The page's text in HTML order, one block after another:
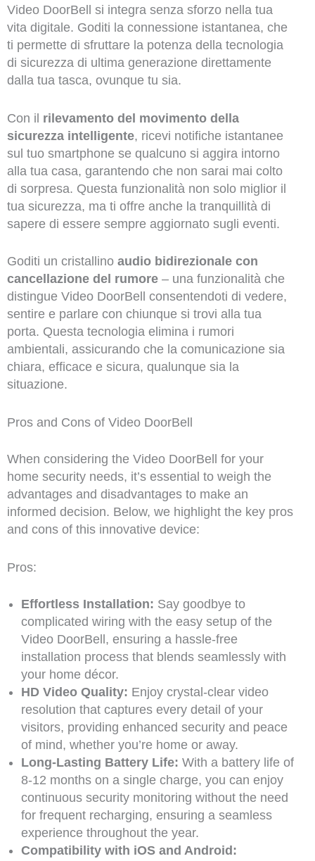
Video DoorBell si integra senza sforzo nella tua
vita digitale. Goditi la connessione istantanea, che
ti permette di sfruttare la potenza della tecnologia
di sicurezza di ultima generazione direttamente
dalla tua tasca, ovunque tu sia.
Con il rilevamento del movimento della
sicurezza intelligente, ricevi notifiche istantanee
sul tuo smartphone se qualcuno si aggira intorno
alla tua casa, garantendo che non sarai mai colto
di sorpresa. Questa funzionalità non solo miglior il
tua sicurezza, ma ti offre anche la tranquillità di
sapere di essere sempre aggiornato sugli eventi.
Goditi un cristallino audio bidirezionale con
cancellazione del rumore– una funzionalità che
distingue Video DoorBell consentendoti di vedere,
sentire e parlare con chiunque si trovi alla tua
porta. Questa tecnologia elimina i rumori
ambientali, assicurando che la comunicazione sia
chiara, efficace e sicura, qualunque sia la
situazione.
Pros and Cons of Video DoorBell
When considering the Video DoorBell for your
home security needs, it’s essential to weigh the
advantages and disadvantages to make an
informed decision. Below, we highlight the key pros
and cons of this innovative device:
Pros:
Effortless Installation: Say goodbye to
complicated wiring with the easy setup of the
Video DoorBell, ensuring a hassle-free
installation process that blends seamlessly with
your home décor.
HD Video Quality: Enjoy crystal-clear video
resolution that captures every detail of your
visitors, providing enhanced security and peace
of mind, whether you’re home or away.
Long-Lasting Battery Life: With a battery life of
8-12 months on a single charge, you can enjoy
continuous security monitoring without the need
for frequent recharging, ensuring a seamless
experience throughout the year.
Compatibility with iOS and Android: